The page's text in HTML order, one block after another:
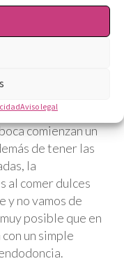
Aviso legal
para
un mes. Las
comienzan un
de tener las
la
al comer dulces
y no vamos de
posible que en
un simple